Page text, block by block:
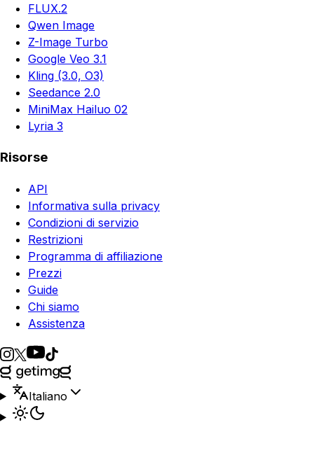
FLUX.2
Qwen Image
Z-Image Turbo
Google Veo 3.1
Kling (3.0, O3)
Seedance 2.0
MiniMax Hailuo 02
Lyria 3
Risorse
API
Informativa sulla privacy
Condizioni di servizio
Restrizioni
Programma di affiliazione
Prezzi
Guide
Chi siamo
Assistenza
Italiano